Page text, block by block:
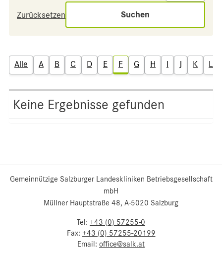
Zurücksetzen Suchen
Alle A B C D E F G H I J K L
Keine Ergebnisse gefunden
Gemeinnützige Salzburger Landeskliniken Betriebsgesellschaft
mbH
Müllner Hauptstraße 48, A-5020 Salzburg
Tel: +43 (0) 57255-0
Fax: +43 (0) 57255-20199
Email: office@salk.at